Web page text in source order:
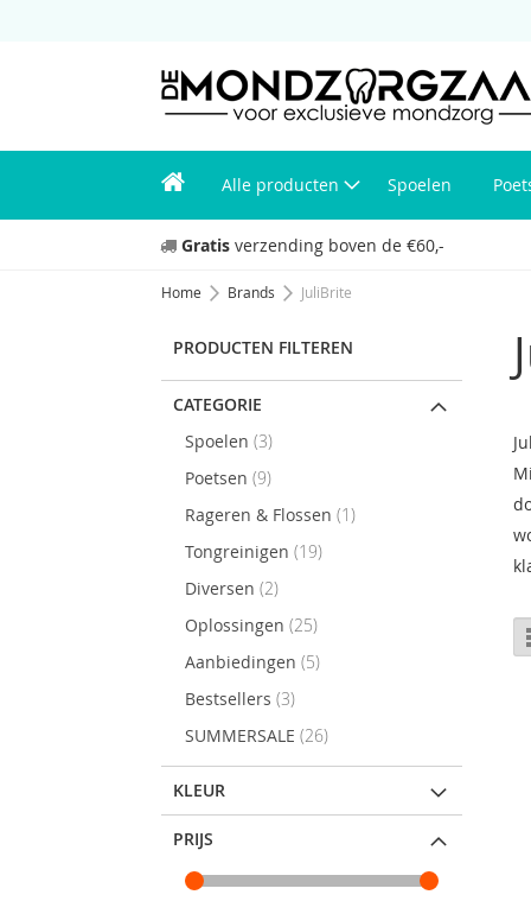
Alle producten Spoelen
Gratis verzending boven de €60,-
Home Brands JuliBrite
PRODUCTEN FILTEREN
CATEGORIE
Spoelen 3
items
Poetsen 9
items
Rageren & Flossen 1
stuk
Tongreinigen 19
items
Diversen 2
items
Oplossingen 25
items
Aanbiedingen 5
items
Bestsellers 3
items
SUMMERSALE 26
items
KLEUR
PRIJS